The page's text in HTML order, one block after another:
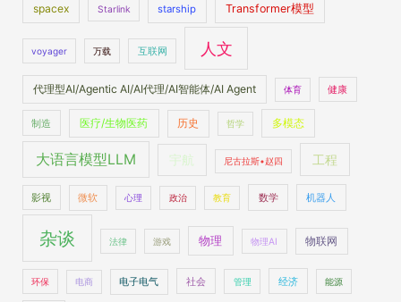
spacex Starlink starship Transformer模型
voyager 万载 互联网 人文
代理型AI/Agentic AI/AI代理/AI智能体/AI Agent 体育 健康
制造 医疗/生物医药 历史 哲学 多模态
大语言模型LLM 宇航 尼古拉斯•赵四 工程
影视 微软 心理 政治 教育 数学 机器人
杂谈 法律 游戏 物理 物理AI 物联网
环保 电商 电子电气 社会 管理 经济 能源